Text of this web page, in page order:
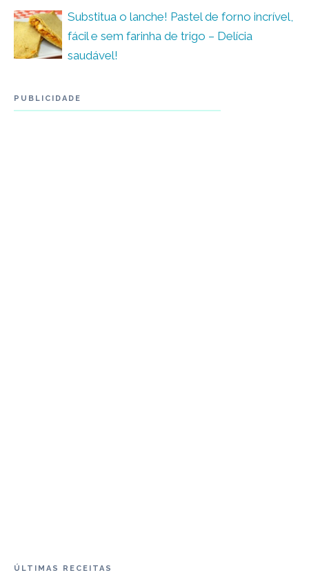
Substitua o lanche! Pastel de forno incrível,
fácil e sem farinha de trigo – Delícia
saudável!
PUBLICIDADE
ÚLTIMAS RECEITAS